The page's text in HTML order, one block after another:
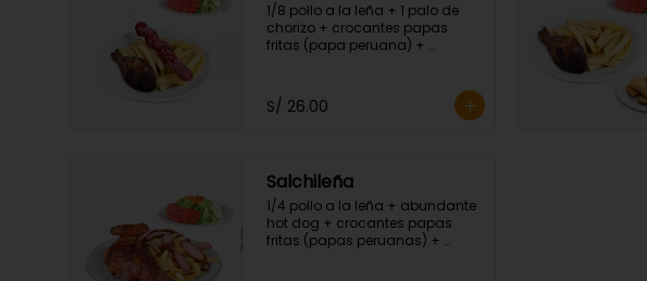
1/8 pollo a la leña + 1 palo de
chorizo + crocantes papas
fritas (papa peruana) +
S/ 26.00
Salchileña
1/4 pollo a la leña + abundante
hot dog + crocantes papas
fritas (papas peruanas) +